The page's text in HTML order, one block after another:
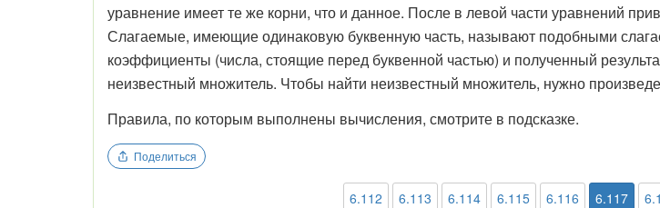
уравнение имеет те же корни, что и данное. После в левой части уравнений
Слагаемые, имеющие одинаковую буквенную часть, называют подобными
коэффициенты (числа, стоящие перед буквенной частью) и полученный
неизвестный множитель. Чтобы найти неизвестный множитель, нужно
Правила, по которым выполнены вычисления, смотрите в подсказке.
Поделиться
6.112 6.113 6.114 6.115 6.116 6.117